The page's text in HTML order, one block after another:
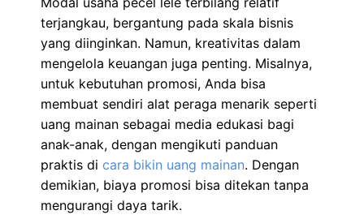
terjangkau, bergantung pada skala bisnis
yang diinginkan. Namun, kreativitas dalam
mengelola keuangan juga penting. Misalnya,
untuk kebutuhan promosi, Anda bisa
membuat sendiri alat peraga menarik seperti
uang mainan sebagai media edukasi bagi
anak-anak, dengan mengikuti panduan
praktis di cara bikin uang mainan. Dengan
demikian, biaya promosi bisa ditekan tanpa
mengurangi daya tarik.